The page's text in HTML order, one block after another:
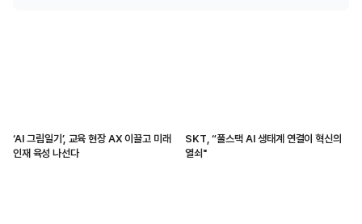
‘AI 그림일기’, 교육 현장 AX 이끌고 미래
인재 육성 나선다
SKT, “풀스택 AI 생태계 연결이 혁신의
열쇠"